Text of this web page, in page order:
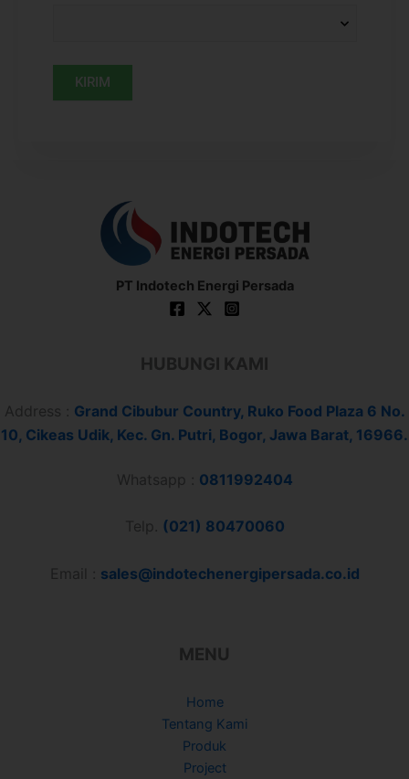
PT Indotech Energi Persada
HUBUNGI KAMI
Address : Grand Cibubur Country, Ruko Food Plaza 6 No.
10, Cikeas Udik, Kec. Gn. Putri, Bogor, Jawa Barat, 16966.
Whatsapp : 0811992404
Telp. (021) 80470060
Email : sales@indotechenergipersada.co.id
MENU
Home
Tentang Kami
Produk
Project